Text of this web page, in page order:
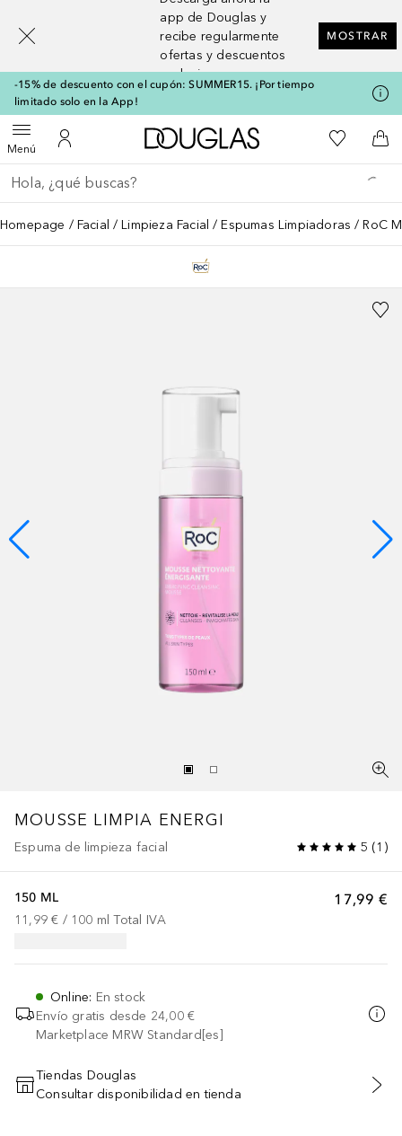
app de Douglas y
recibe regularmente
ofertas y descuentos
exclusivos
MOSTRAR
-15% de descuento con el cupón: SUMMER15. ¡Por tiempo
limitado solo en la App!
MenúAbrir menúMi cuenta
A Douglas HomeMi lista de
A
Regresar
Ejecutar búsqueda
Homepage Facial Limpieza Facial Espumas Limpiadoras RoC
MOUSSE LIMPIA ENERGI
Espuma de limpieza facial 5 (1 )
17,99 €
150 ML
11,99 € / 100 ml Total IVA
Online: En stock
Envío gratis desde 24,00 €
Marketplace MRW Standard[es]
AÑADIR AL CARRITO
Tiendas Douglas
Consultar disponibilidad en tienda
[navigation.slideout.screenreader]